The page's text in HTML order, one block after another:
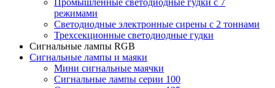
Промышленные светодиодные гудки с 7
режимами
Светодиодные электронные сирены с 2 тоннами
Трехсекционные светодиодные гудки
Сигнальные лампы RGB
Сигнальные лампы и маяки
Мини сигнальные маячки
Сигнальные лампы серии 100